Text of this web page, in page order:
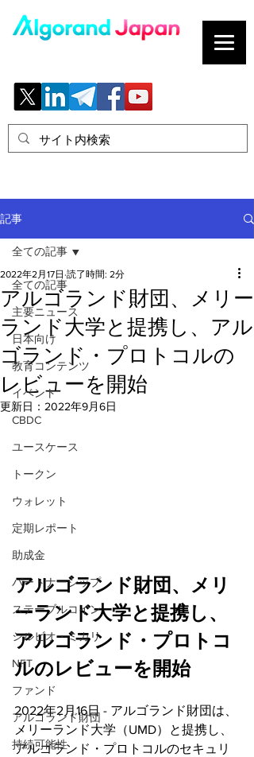
記事
全ての記事
主要ニュース
日本向け
教育コンテンツ
イベント
CBDC
ユースケース
トークン
ウォレット
定期レポート
助成金
パートナーシップ
ステーブルコイン
シルビオ・ミカリ
NFT
ファンド
アルゴランド財団
持続可能性
全ての記事
アルゴランド財団、メリー
ランド大学と提携し、アル
ゴランド・プロトコルの
レビューを開始
2022年2月17日 読了時間: 2分
更新日： 2022年9月6日
アルゴランド財団、メリ
ーランド大学と提携し、
アルゴランド・プロトコ
ルのレビューを開始
2022年2月16日 - アルゴランド財団は、
メリーランド大学（UMD）と提携し、
アルゴランド・プロトコルのセキュリ